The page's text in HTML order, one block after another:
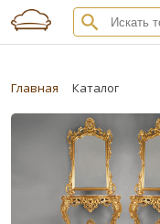
Главная Каталог